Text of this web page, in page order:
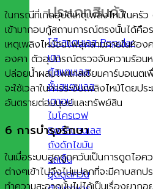
ประเภทสินค้า
โต๊ะสแตนเลส
เตา
ตู้สแตนเลส
ชั้นสแตนเลส
เตาอบ
ไมโครเวฟ
ซิงค์สแตนเลส
ถังดักไขมัน
รถเข็น
ฮูดดูดควัน
ในกรณีที่เกิดอุบัติเหตุเพลิงไหม้ในค
เข้ามากอบกู้สถานการณ์ตรงนั้นได้คือ
เหตุเพลิงไหม้จนไฟลุกลามภายในห้
องศา ตัวอุปกรณ์ตรวจจับความร้อน
ปล่อยน้ำผสมโพแทสเซียมคาร์บอเนต
จะใช้เวลาในการระงับเพลิงไหม้โดย
อันตรายต่อมนุษย์และทรัพย์สิน
6 การบำรุงรักษา
ในเมื่อระบบฮูดดูดควันเป็นการดูดไอค
ต่างๆเข้าไปจึงไม่แปลกที่จะมีคาบสก